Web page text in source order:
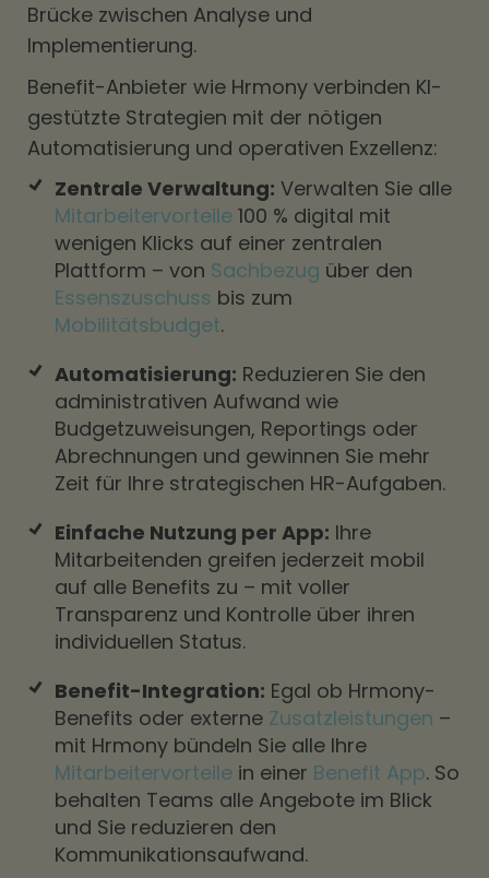
Brücke zwischen Analyse und
Implementierung.
Benefit-Anbieter wie Hrmony verbinden KI-
gestützte Strategien mit der nötigen
Automatisierung und operativen Exzellenz:
Zentrale Verwaltung: Verwalten Sie alle
Mitarbeitervorteile 100 % digital mit
wenigen Klicks auf einer zentralen
Plattform – von Sachbezug über den
Essenszuschuss bis zum
Mobilitätsbudget.
Automatisierung: Reduzieren Sie den
administrativen Aufwand wie
Budgetzuweisungen, Reportings oder
Abrechnungen und gewinnen Sie mehr
Zeit für Ihre strategischen HR-Aufgaben.
Einfache Nutzung per App: Ihre
Mitarbeitenden greifen jederzeit mobil
auf alle Benefits zu – mit voller
Transparenz und Kontrolle über ihren
individuellen Status.
Benefit-Integration: Egal ob Hrmony-
Benefits oder externe Zusatzleistungen –
mit Hrmony bündeln Sie alle Ihre
Mitarbeitervorteile in einer Benefit App. So
behalten Teams alle Angebote im Blick
und Sie reduzieren den
Kommunikationsaufwand.